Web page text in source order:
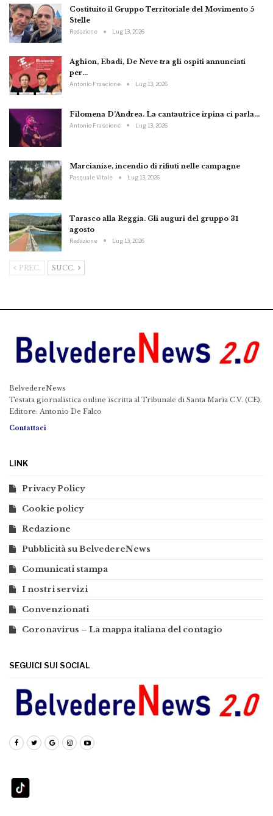
Costituito il Gruppo Territoriale del Movimento 5
Stelle
Redazione Lug 13, 2026
Aghion, Ebadi, De Neve tra gli ospiti annunciati
per…
Antonio Frascione Lug 13, 2026
Filomena D’Andrea. La cantautrice irpina ci parla…
Antonio Frascione Lug 13, 2026
Marcianise, incendio di rifiuti nelle campagne
Pasquale Vitale Lug 13, 2026
Tarasco alla Reggia. Gli auguri del gruppo 31
agosto
Redazione Lug 13, 2026
PREC. SUCC.
BelvedereNews
Testata giornalistica online iscritta al Tribunale di Santa Maria C.V. (CE).
Editore: Antonio De Falco
Contattaci
LINK
Privacy Policy
Cookie policy
Redazione
Pubblicità su BelvedereNews
Comunicati stampa
I nostri servizi
Convenzionati
Coronavirus – La mappa italiana del contagio
SEGUICI SUI SOCIAL